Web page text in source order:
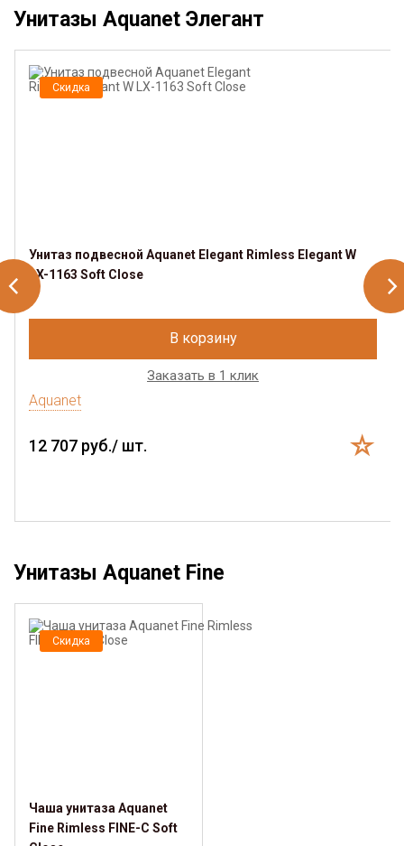
Унитазы Aquanet Элегант
Скидка
Унитаз подвесной Aquanet Elegant Rimless Elegant W
LX-1163 Soft Close
В корзину
Заказать в 1 клик
Aquanet
12 707 руб./ шт.
Унитазы Aquanet Fine
Скидка
Чаша унитаза Aquanet
Fine Rimless FINE-C Soft